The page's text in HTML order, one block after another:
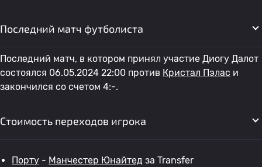
Последний матч футболиста
Последний матч, в котором принял участие Диогу Далот
состоялся 06.05.2024 22:00 против Кристал Пэлас и
закончился со счетом 4:-.
Стоимость переходов игрока
Порту - Манчестер Юнайтед за Transfer